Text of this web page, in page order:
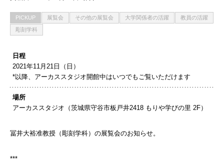
PICKUP 展覧会 その他の展覧会 大学関係者の活躍
教員の活躍
彫刻学科
日程
2021年11月21日（日）
*以降、アーカススタジオ開館中はいつでもご覧いただけます
場所
アーカススタジオ（茨城県守谷市板戸井2418 もりや学びの里 2F）
冨井大裕准教授（彫刻学科）の展覧会のお知らせ。
***